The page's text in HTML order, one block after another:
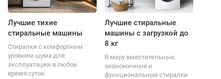
Лучшие тихие
стиральные машины
Стиралки с комфортным
уровнем шума для
эксплуатации в любое
время суток.
Лучшие стиральные
машины с загрузкой до
8 кг
В меру вместительные,
экономичные и
функциональные стиралки